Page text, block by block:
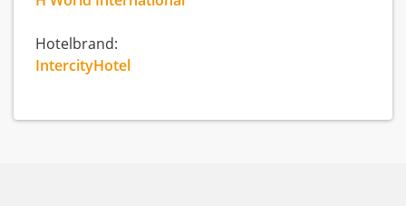
Hotelbrand:
IntercityHotel